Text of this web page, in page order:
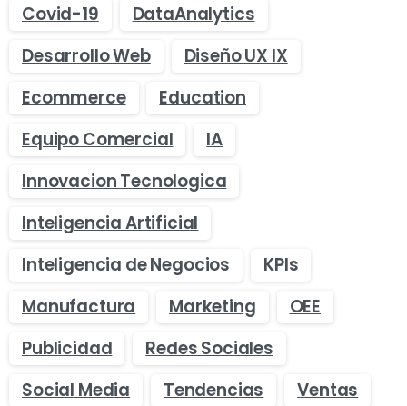
Covid-19
DataAnalytics
Desarrollo Web
Diseño UX IX
Ecommerce
Education
Equipo Comercial
IA
Innovacion Tecnologica
Inteligencia Artificial
Inteligencia de Negocios
KPIs
Manufactura
Marketing
OEE
Publicidad
Redes Sociales
Social Media
Tendencias Ventas